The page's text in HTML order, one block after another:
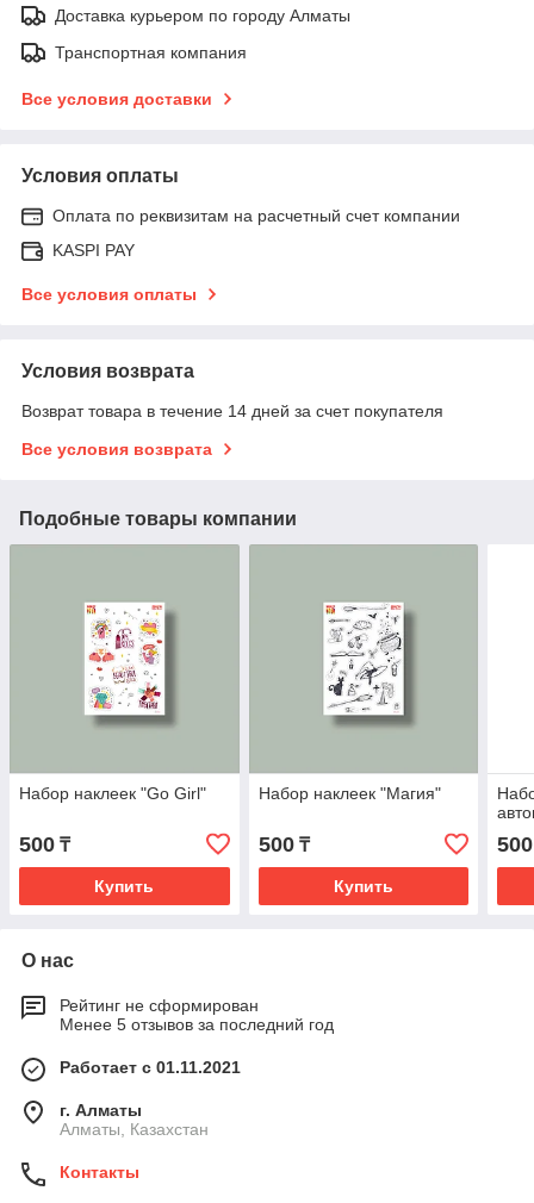
Доставка курьером по городу Алматы
Транспортная компания
Все условия доставки
Условия оплаты
Оплата по реквизитам на расчетный счет компании
KASPI PAY
Все условия оплаты
Условия возврата
Возврат товара в течение 14 дней за счет покупателя
Все условия возврата
Подобные товары компании
Набор наклеек "Go Girl"
500 ₸
Купить
Набор наклеек "Магия"
500₸
Купить
500
О нас
Рейтинг не сформирован
Менее 5 отзывов за последний год
Работает с 01.11.2021
г. Алматы
Алматы, Казахстан
Контакты